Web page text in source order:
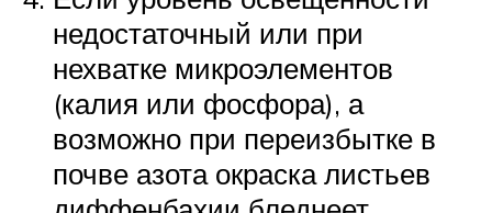
недостаточный или при
нехватке микроэлементов
(калия или фосфора), а
возможно при переизбытке в
почве азота окраска листьев